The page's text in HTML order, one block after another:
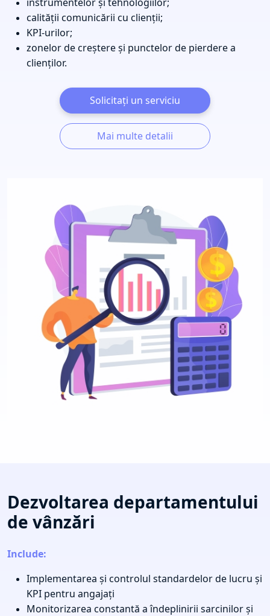
calității comunicării cu clienții;
KPI-urilor;
zonelor de creștere și punctelor de pierdere a
clienților.
Solicitați un serviciu
Mai multe detalii
Dezvoltarea departamentului
de vânzări
Include:
Implementarea și controlul standardelor de lucru și
KPI pentru angajați
Monitorizarea constantă a îndeplinirii sarcinilor și